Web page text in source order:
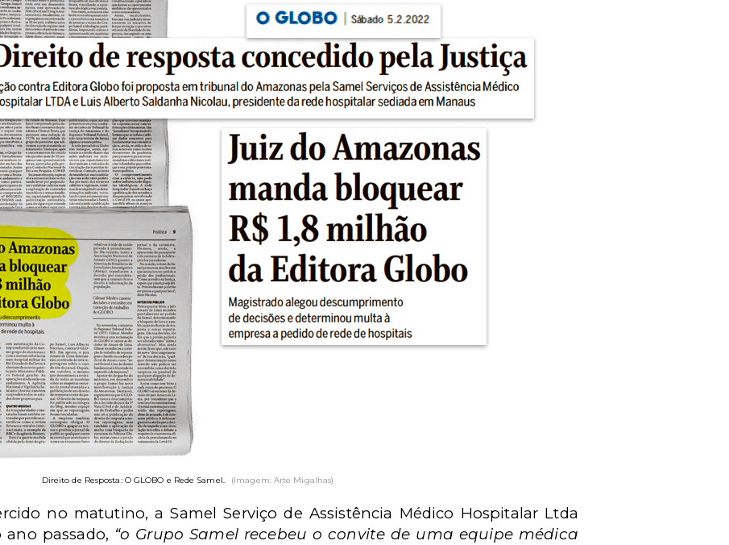
Direito de Resposta: O GLOBO e Rede Samel. (Imagem: Arte Migalhas)
no matutino, a Samel Serviço de Assistência Médico Hospitalar Ltda
passado, “o Grupo Samel recebeu o convite de uma equipe médica